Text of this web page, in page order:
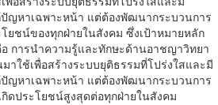
ญหาเฉพาะหน้า แต่ต้องพัฒนากระบวนการ
ยชน์ของทุกฝ่ายในสังคม ซึ่งเป้าหมายหลัก
การนำความรู้และทักษะด้านอาชญาวิทยา
าใช้เพื่อสร้างระบบยุติธรรมที่โปร่งใสและมี
ญหาเฉพาะหน้า แต่ต้องพัฒนากระบวนการ
ดประโยชน์สูงสุดต่อทุกฝ่ายในสังคม